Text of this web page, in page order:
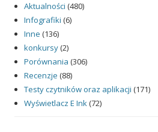
Aktualności (480)
Infografiki (6)
Inne (136)
konkursy(2)
Porównania (306)
Recenzje (88)
Testy czytników oraz aplikacji (171)
Wyświetlacz E Ink(72)